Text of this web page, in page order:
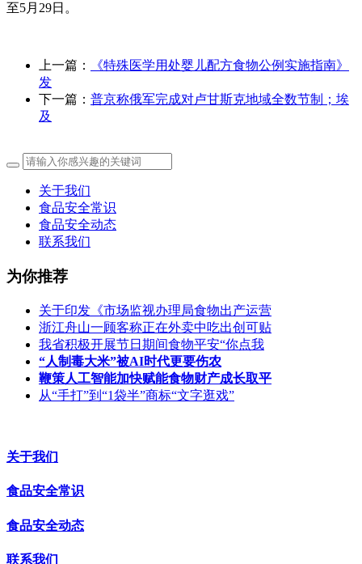
至5月29日。
上一篇：
《特殊医学用处婴儿配方食物公例实施指南》
发
下一篇： 普京称俄军完成对卢甘斯克地域全数节制；埃
及
关于我们
食品安全常识
食品安全动态
联系我们
为你推荐
关于印发《市场监视办理局食物出产运营
浙江舟山一顾客称正在外卖中吃出创可贴
我省积极开展节日期间食物平安“你点我
“人制毒大米”被AI时代更要伤农
鞭策人工智能加快赋能食物财产成长取平
从“手打”到“1袋半”商标“文字逛戏”
关于我们
食品安全常识
食品安全动态
联系我们